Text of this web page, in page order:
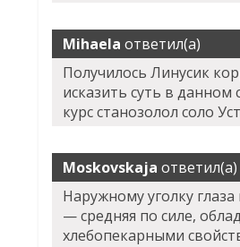
Mihaela ответил(а)
Получилось Линусик
исказить суть в данном
курс станозолол соло
Moskovskaja ответил(а)
Наружному уголку
— средняя по силе,
хлебопекарными